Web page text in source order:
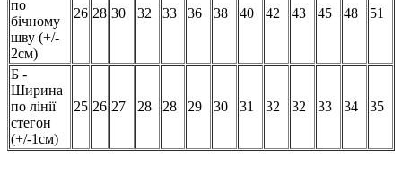
по
бічному
шву (+/-
2см)
26 28 30 32 33 36 38 40 42 43 45 48 51
Б -
Ширина
по лінії
стегон
(+/-1см)
25 26 27 28 28 29 30 31 32 32 33 34 35